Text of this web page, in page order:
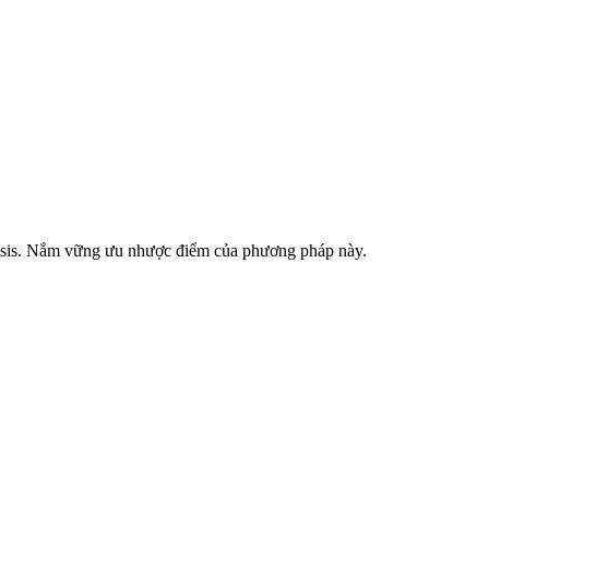
Nắm vững ưu nhược điểm của phương pháp này.